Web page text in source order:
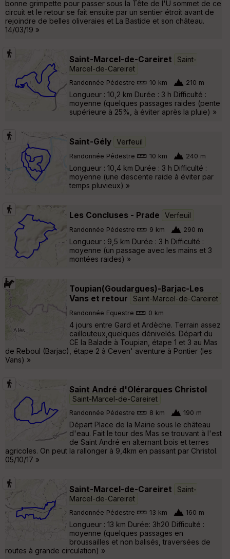
bonne grimpette pour passer sous la Tête de l'U sommet de ce
circuit et le retour se fait ensuite par un sentier étroit avant de
rejoindre de belles oliveraies et La Bastide et son château.
14/03/19 »
Saint-Marcel-de-Careiret
Saint-
Marcel-de-Careiret
Randonnée Pédestre 10 km 210 m
Longueur : 10,2 km Durée : 3 h Difficulté :
moyenne (quelques passages raides (pente
supérieure à 25%, à éviter après la pluie) »
Saint-Gély Verfeuil
Randonnée Pédestre 10 km 240 m
Longueur : 10,4 km Durée : 3 h Difficulté :
moyenne (une descente raide à éviter par
temps pluvieux) »
Les Concluses - Prade Verfeuil
Randonnée Pédestre 9 km 290 m
Longueur : 9,5 km Durée : 3 h Difficulté :
moyenne (un passage avec les mains et 3
montées raides) »
Toupian(Goudargues)-Barjac-Les
Vans et retour
Saint-Marcel-de-Careiret
Randonnée Equestre 0 km
4 jours entre Gard et Ardèche. Terrain assez
caillouteux,quelques dénivelés. Départ du
CE la Balade à Toupian, étape 1 et 3 au Mas
de Reboul (Barjac), étape 2 à Ceven' aventure à Pontier (les
Vans) »
Saint André d'Olérargues Christol
Saint-Marcel-de-Careiret
Randonnée Pédestre 8 km 190 m
Départ Place de la Mairie sous le château
d'eau. Fait le tour des Mas se trouvant à l'est
de Saint André en alternant bois et terres
agricoles. On peut la rallonger à 9,4km en passant par Christol.
05/10/17 »
Saint-Marcel-de-Careiret
Saint-
Marcel-de-Careiret
Randonnée Pédestre 13 km 160 m
Longueur : 13 km Durée: 3h20 Difficulté :
moyenne (quelques passages en
broussailles et non balisés, traversées de
routes à grande circulation) »